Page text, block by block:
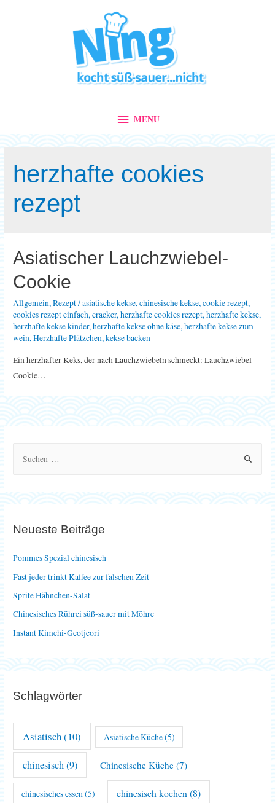
MENU
MENU
herzhafte cookies
rezept
Asiatischer Lauchzwiebel-
Cookie
Allgemein,Rezept/asiatische kekse,chinesische kekse,cookie rezept,
cookies rezept einfach,cracker,herzhafte cookies rezept,herzhafte kekse,
herzhafte kekse kinder,herzhafte kekse ohne käse,herzhafte kekse zum
wein,Herzhafte Plätzchen,kekse backen
Ein herzhafter Keks, der nach Lauchzwiebeln schmeckt: Lauchzwiebel
Cookie…
n
c
h
:
Neueste Beiträge
Pommes Spezial chinesisch
Fast jeder trinkt Kaffee zur falschen Zeit
Sprite Hähnchen-Salat
Chinesisches Rührei süß-sauer mit Möhre
Instant Kimchi-Geotjeori
Schlagwörter
Asiatisch(10) Asiatische Küche(5)
chinesisch(9) Chinesische Küche (7)
chinesisches essen(5) chinesisch kochen (8)